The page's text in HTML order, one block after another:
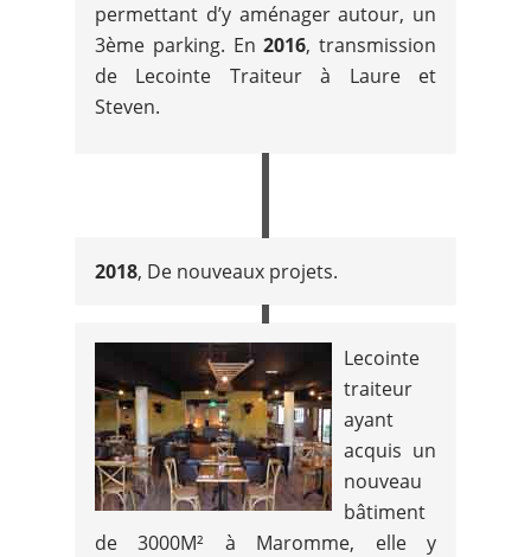
permettant d’y aménager autour, un
3ème parking. En2016, transmission
de Lecointe Traiteur à Laure et
Steven.
2018, De nouveaux projets.
Lecointe
traiteur
ayant
acquis un
nouveau
bâtiment
de 3000M² à Maromme, elle y